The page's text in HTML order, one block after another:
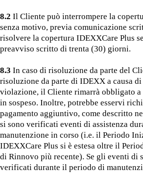
8.2 Il Cliente può interrompere la
senza motivo, previa comunicazione
risolvere la copertura IDEXXCare Plus
preavviso scritto di trenta (30) giorni.
8.3 In caso di risoluzione da parte del
risoluzione da parte di IDEXX a causa
violazione, il Cliente rimarrà obbligato a
in sospeso. Inoltre, potrebbe esservi
pagamento aggiuntivo, come descritto
si sono verificati eventi di assistenza
manutenzione in corso (i.e. il Periodo
IDEXXCare Plus si è estesa oltre il
di Rinnovo più recente). Se gli eventi di
verificati durante il periodo di